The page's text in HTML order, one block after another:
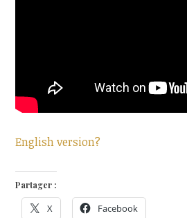
English version?
Partager :
X Facebook